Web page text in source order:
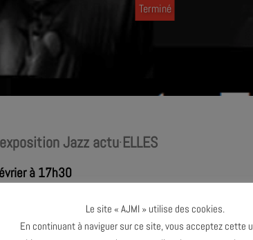
Terminé
Jazz actu·ELLES
à 17h30
accueille une exposition toute particulière dans
Le site « AJMI » utilise des cookies.
En continuant à naviguer sur ce site, vous acceptez cette